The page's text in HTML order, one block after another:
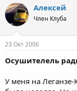
Алексей
Член Клуба
23 Окт 2006
Осушителель
У меня на